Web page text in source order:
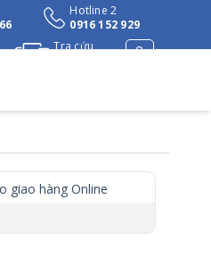
Hotline 2
0916 152 929
Tra cứu
giao hàng Online